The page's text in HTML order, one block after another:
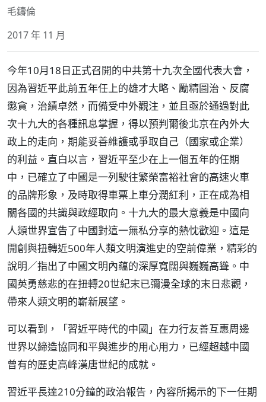
毛鑄倫
2017 年 11 月
今年10月18日正式召開的中共第十九次全國代表大會，
因為習近平此前五年任上的雄才大略、勵精圖治、反腐
懲貪，治績卓然，而備受中外觀注，並且亟於通過對此
次十九大的各種訊息掌握，得以預判爾後北京在內外大
政上的走向，期能妥善維護或爭取自己（國家或企業）
的利益。直白以言，習近平至少在上一個五年的任期
中，已確立了中國是一列駛往繁榮富裕社會的高速火車
的品牌形象，及時取得車票上車分潤紅利，正在成為相
關各國的共識與政經取向。十九大的最大意義是中國向
人類世界宣告了中國對這一無私分享的熱忱歡迎。這是
開創與扭轉近500年人類文明演進史的空前偉業，精彩的
說明／指出了中國文明內蘊的深厚寬闊與巍巍高聳。中
國英勇慈悲的在扭轉20世紀末已彌漫全球的末日悲觀，
帶來人類文明的嶄新展望。
可以看到，「習近平時代的中國」在力行友善互惠周邊
世界以締造協同和平與進步的用心用力，已經超越中國
曾有的歷史高峰漢唐世紀的成就。
習近平長達210分鐘的政治報告，內容所揭示的下一任期